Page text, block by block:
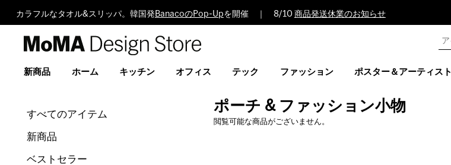
カラフルなタオル&スリッパ。韓国発 BanacoのPop-Upを開催 ｜ 8/10 商品発送休業のお知らせ
Design
新商品 ホーム キッチン オフィス テック ファッション ポスター＆アーティスト
ポーチ & ファッション小物
閲覧可能な商品がございません。
すべてのアイテム
新商品
ベストセラー